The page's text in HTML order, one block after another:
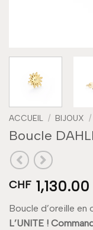
ACCUEIL / BIJOUX /
Boucle
CHF 1,130.00
Boucle d’oreille en
L’UNITE !